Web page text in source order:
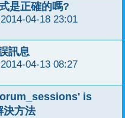
是正確的嗎?
2014-04-18 23:01
訊息
2014-04-13 08:27
is
方法